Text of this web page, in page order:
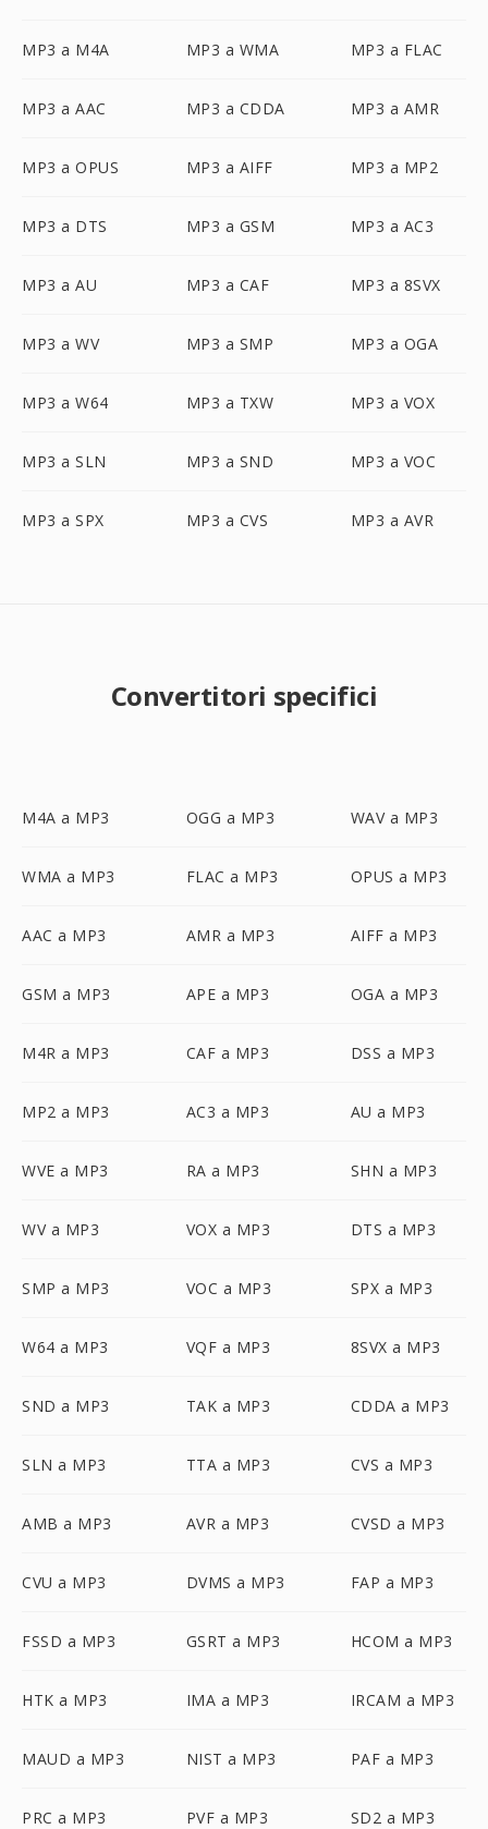
MP3 a M4A MP3 a WMA MP3 a FLAC
MP3 a AAC MP3 a CDDA MP3 a AMR
MP3 a OPUS MP3 a AIFF MP3 a MP2
MP3 a DTS MP3 a GSM MP3 a AC3
MP3 a AU MP3 a CAF MP3 a 8SVX
MP3 a WV MP3 a SMP MP3 a OGA
MP3 a W64 MP3 a TXW MP3 a VOX
MP3 a SLN MP3 a SND MP3 a VOC
MP3 a SPX MP3 a CVS MP3 a AVR
Convertitori specifici
M4A a MP3 OGG a MP3 WAV a MP3
WMA a MP3 FLAC a MP3 OPUS a MP3
AAC a MP3 AMR a MP3 AIFF a MP3
GSM a MP3 APE a MP3 OGA a MP3
M4R a MP3 CAF a MP3 DSS a MP3
MP2 a MP3 AC3 a MP3 AU a MP3
WVE a MP3 RA a MP3 SHN a MP3
WV a MP3 VOX a MP3 DTS a MP3
SMP a MP3 VOC a MP3 SPX a MP3
W64 a MP3 VQF a MP3 8SVX a MP3
SND a MP3 TAK a MP3 CDDA a MP3
SLN a MP3 TTA a MP3 CVS a MP3
AMB a MP3 AVR a MP3 CVSD a MP3
CVU a MP3 DVMS a MP3 FAP a MP3
FSSD a MP3 GSRT a MP3 HCOM a MP3
HTK a MP3 IMA a MP3 IRCAM a MP3
MAUD a MP3 NIST a MP3 PAF a MP3
PRC a MP3 PVF a MP3 SD2 a MP3